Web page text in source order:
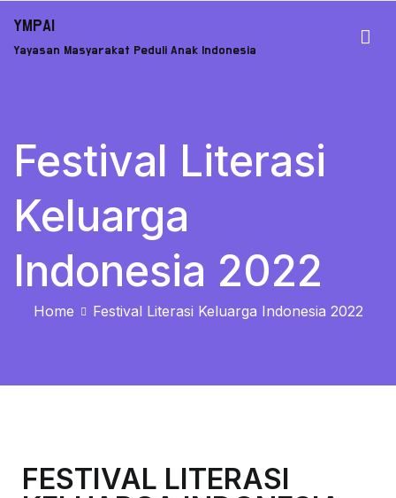
YMPAI
Yayasan Masyarakat Peduli Anak Indonesia
Festival Literasi
Keluarga
Indonesia 2022
Home Festival Literasi Keluarga Indonesia 2022
FESTIVAL LITERASI